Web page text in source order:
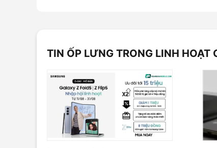
Tạo dấu ấn của riêng bạn
TIN ỐP LƯNG TRONG LINH